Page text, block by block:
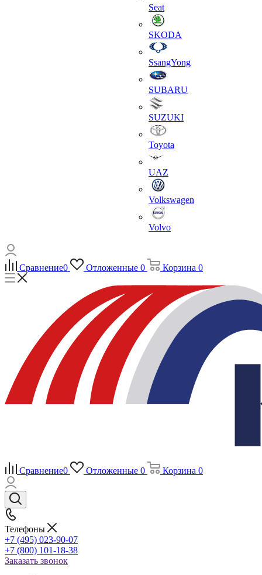
Seat
SKODA
SsangYong
SUBARU
SUZUKI
Toyota
UAZ
Volkswagen
Volvo
Сравнение0 Отложенные 0 Корзина 0
Сравнение0 Отложенные 0 Корзина 0
Телефоны
+7 (495) 023-90-07
+7 (800) 101-18-38
Заказать звонок